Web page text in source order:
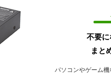
不要に
まと
パソコンやゲーム